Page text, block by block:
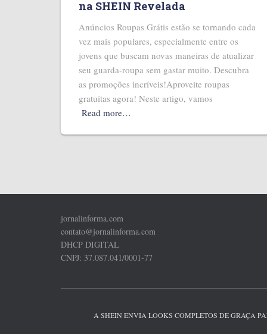
na SHEIN Revelada
Anúncios Roupas Grátis estão se tornando cada
vez mais populares, especialmente entre os
jovens que buscam novas maneiras de atualizar
seu guarda-roupa sem gastar muito. Descubra
as promoções incríveis!Aproveite roupas
gratuitas agora! Neste artigo, vamos
Read more…
jornalinforma.com
contato@jornalinforma.com
DHCP DIGITAL
CNPJ: 37.087.041/0001-77
A SHEIN ENVIA LOOKS COMPLETOS DE GRAÇA